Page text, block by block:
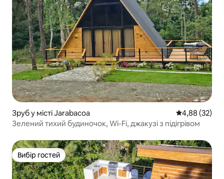
Зруб у місті Jarabacoa Середня
4,88 (32)
Зелений тихий будиночок, Wi-Fi, джакузі з підігрівом
Вибір гостей
Вибір гостей